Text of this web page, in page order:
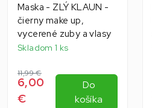
Maska - ZLÝ KLAUN -
čierny make up,
vycerené zuby a vlasy
Skladom 1 ks
11,99 €
6,00
€
Do
košíka